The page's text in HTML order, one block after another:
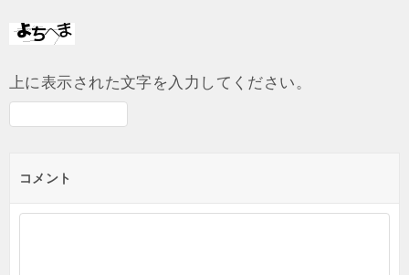
上に表示された文字を入力してください。
コメント